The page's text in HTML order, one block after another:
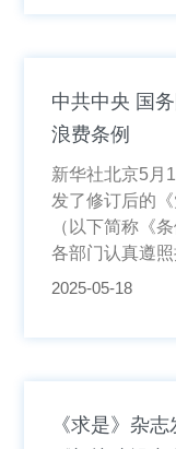
中共中央 国
浪费条例
新华社北京5月
发了修订后的
（以下简称《
各部门认真遵
2025-05-18
《求是》杂